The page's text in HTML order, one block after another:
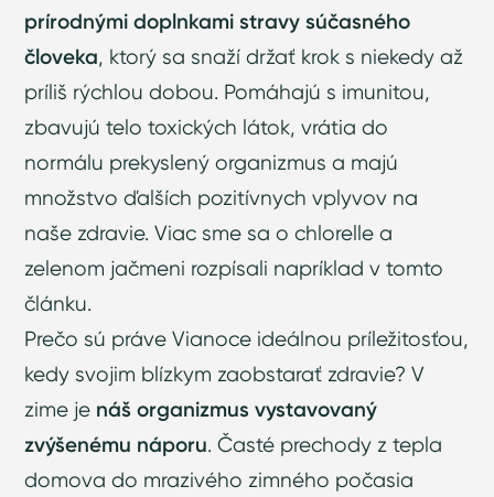
prírodnými doplnkami stravy súčasného
človeka, ktorý sa snaží držať krok s niekedy až
príliš rýchlou dobou. Pomáhajú s imunitou,
zbavujú telo toxických látok, vrátia do
normálu prekyslený organizmus a majú
množstvo ďalších pozitívnych vplyvov na
naše zdravie. Viac sme sa o chlorelle a
zelenom jačmeni rozpísali napríkladv tomto
článku.
Prečo sú práve Vianoce ideálnou príležitosťou,
kedy svojim blízkym zaobstarať zdravie? V
zime je náš organizmus vystavovaný
zvýšenému náporu. Časté prechody z tepla
domova do mrazivého zimného počasia